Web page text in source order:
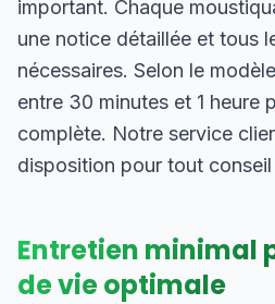
important. Chaque
une notice détaillée et tous
nécessaires. Selon le
entre 30 minutes et 1 heure
complète. Notre service
disposition pour tout
Entretien minimal
de vie optimale